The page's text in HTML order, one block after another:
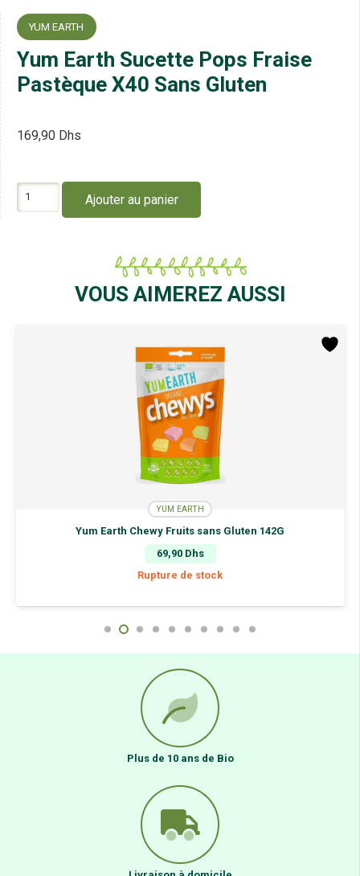
YUM EARTH
Yum Earth Sucette Pops Fraise
Pastèque X40 Sans Gluten
169,90 Dhs
Ajouter au panier
VOUS AIMEREZ AUSSI
YUM EARTH
Yum Earth Chewy Fruits sans Gluten 142G
69,90 Dhs
Rupture de stock
Plus de 10 ans de Bio